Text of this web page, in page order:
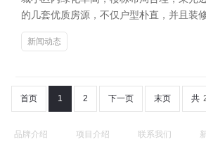
的几套优质房源，不仅户型朴直，并且装
新闻动态
首页 1 2 下一页 末页 共
品牌介绍 项目介绍 联系我们